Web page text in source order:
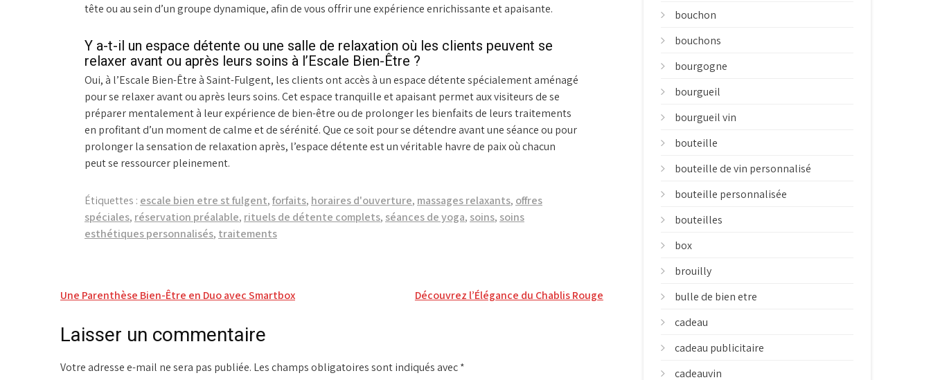
tête ou au sein d’un groupe dynamique, afin de vous offrir une expérience enrichissante et apaisante.
Y a-t-il un espace détente ou une salle de relaxation où les clients peuvent se
relaxer avant ou après leurs soins à l’Escale Bien-Être ?
Oui, à l’Escale Bien-Être à Saint-Fulgent, les clients ont accès à un espace détente spécialement aménagé
pour se relaxer avant ou après leurs soins. Cet espace tranquille et apaisant permet aux visiteurs de se
préparer mentalement à leur expérience de bien-être ou de prolonger les bienfaits de leurs traitements
en profitant d’un moment de calme et de sérénité. Que ce soit pour se détendre avant une séance ou pour
prolonger la sensation de relaxation après, l’espace détente est un véritable havre de paix où chacun
peut se ressourcer pleinement.
Étiquettes : escale bien etre st fulgent,forfaits, horaires d'ouverture, massages relaxants, offres
spéciales, réservation préalable, rituels de détente complets, séances de yoga, soins, soins
esthétiques personnalisés, traitements
Navigation
l’article
Une Parenthèse Bien-Être en Duo avec Smartbox Découvrez l’Élégance du Chablis Rouge
Laisser un commentaire
Votre adresse e-mail ne sera pas publiée. Les champs obligatoires sont indiqués avec*
bouchon
bouchons
bourgogne
bourgueil
bourgueil vin
bouteille
bouteille de vin personnalisé
bouteille personnalisée
bouteilles
box
brouilly
bulle de bien etre
cadeau
cadeau publicitaire
cadeauvin